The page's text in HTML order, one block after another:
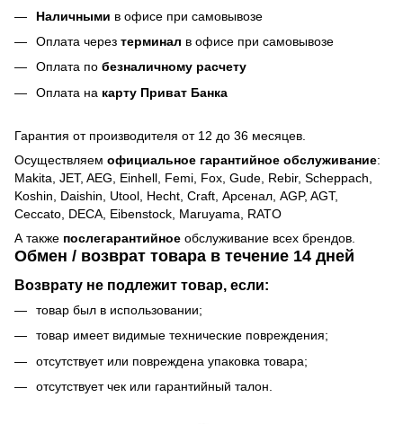
Наличными в офисе при самовывозе
Оплата через терминал в офисе при самовывозе
Оплата по безналичному расчету
Оплата на карту Приват Банка
Гарантия от производителя от 12 до 36 месяцев.
Осуществляем официальное гарантийное обслуживание:
Makita, JET, AEG, Einhell, Femi, Fox, Gude, Rebir, Scheppach,
Koshin, Daishin, Utool, Hecht, Craft, Арсенал, AGP, AGT,
Ceccato, DECA, Eibenstock, Maruyama, RATO
А также послегарантийное обслуживание всех брендов.
Обмен / возврат товара в течение 14 дней
Возврату не подлежит товар, если:
товар был в использовании;
товар имеет видимые технические повреждения;
отсутствует или повреждена упаковка товара;
отсутствует чек или гарантийный талон.